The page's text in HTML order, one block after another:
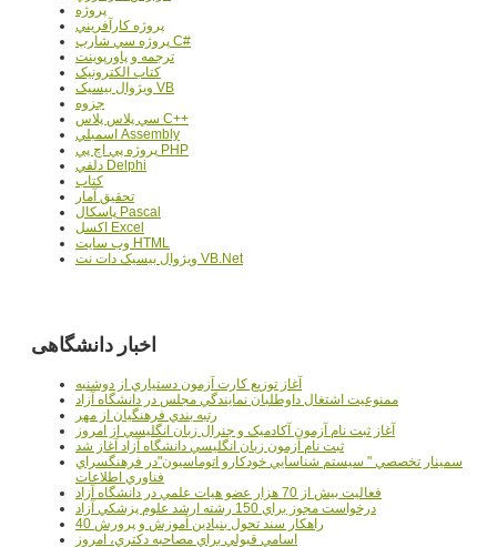
پروژه
پروژه کارآفريني
پروژه سي شارپ C#
ترجمه و پاورپوينت
کتاب الکترونيک
ويژوال بيسيک VB
جزوه
سي پلاس پلاس C++
اسمبلي Assembly
پروژه پي اچ پي PHP
دلفي Delphi
کتاب
تحقيق آمار
پاسکال Pascal
اکسل Excel
وب سايت HTML
ويژوال بيسيک دات نت VB.Net
اخبار دانشگاهی
آغاز توزيع کارت آزمون دستياري از دوشنبه
ممنوعيت اشتغال داوطلبان نمايندگي مجلس در دانشگاه آزاد
رتبه بندي فرهنگيان از مهر
آغاز ثبت نام آزمون آکادميک و جنرال زبان انگليسي از امروز
ثبت نام آزمون زبان انگليسي دانشگاه آزاد آغاز شد
سمينار تخصصي " سيستم شناسايي خودکارو اتوماسيون"در فرهنگسراي
فناوري اطلاعات
فعاليت بيش از 70 هزار عضو هيات علمي در دانشگاه آزاد
درخواست مجوز براي 150 رشته ارشد علوم پزشکي آزاد
40 راهکار سند تحول بنيادين آموزش و پرورش
اسامي قبولي براي مصاحبه دکتري، امروز